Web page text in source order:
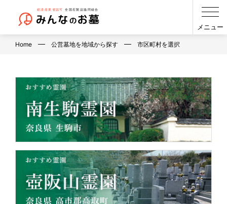
メニュー
Home 公営墓地を地域から探す 市区町村を選択